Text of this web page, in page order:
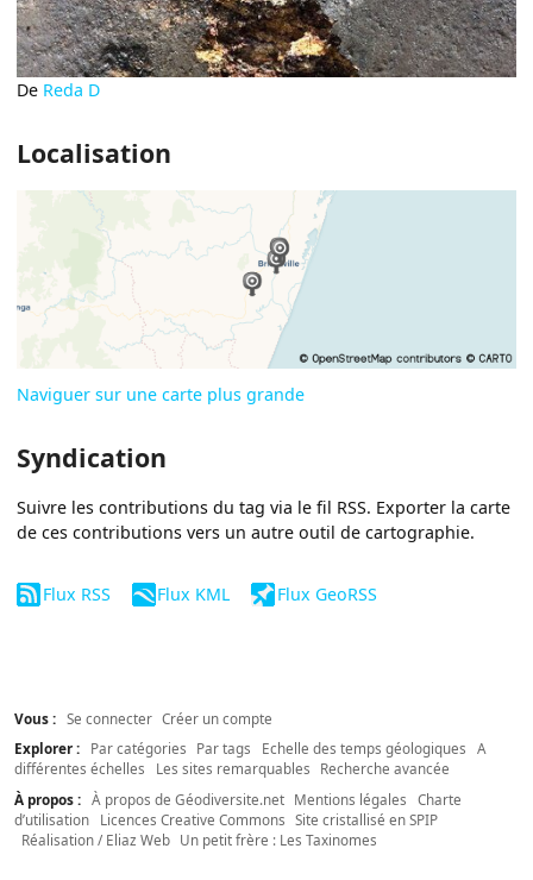
De Reda D
Localisation
Naviguer sur une carte plus grande
Syndication
Suivre les contributions du tag via le fil RSS. Exporter la carte
de ces contributions vers un autre outil de cartographie.
Flux RSS Flux KML Flux GeoRSS
Vous : Se connecter Créer un compte
Explorer :
Par catégories Par tags Echelle des temps géologiques
A
différentes échelles
Les sites remarquables
Recherche avancée
À propos : À propos de Géodiversite.net Mentions légales
Charte
d’utilisation
Licences Creative Commons Site cristallisé en SPIP
Réalisation / Eliaz Web Un petit frère : Les Taxinomes